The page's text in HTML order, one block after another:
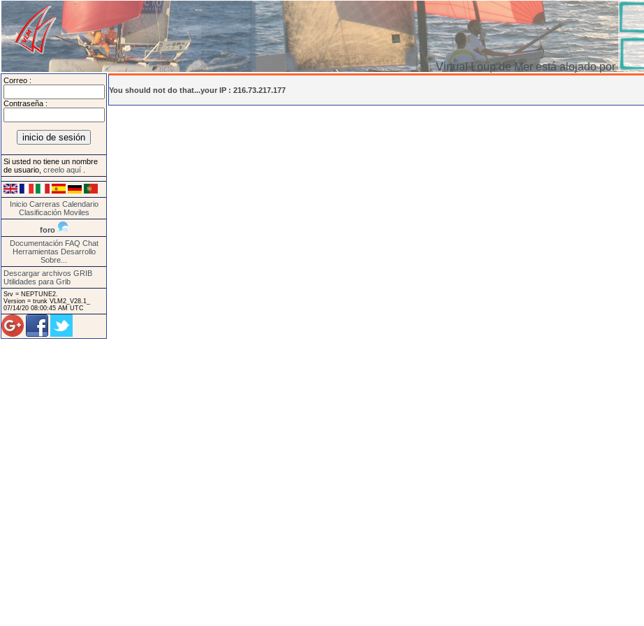
Virtual Loup de Mer está alojado por
Correo :
Contraseña :
Si usted no tiene un nombre
de usuario, creelo aquí
Inicio Carreras Calendario
Clasificación Moviles
foro
Documentación FAQ Chat
Herramientas Desarrollo
Sobre...
Descargar archivos GRIB
Utilidades para Grib
Srv = NEPTUNE2.
Version = trunk VLM2_V28.1_
07/14/20 08:00:45 AM UTC
You should not do that...your IP : 216.73.217.177